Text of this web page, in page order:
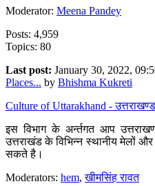
Moderator: Meena Pandey
Posts: 4,959
Topics: 80
Last post: January 30, 2022,
Places... by Bhishma Kukreti
Culture of Uttarakhand -
इस विभाग के अर्न्तगत आप
उत्तराखंड के विभिन्न स्थानीय मेलों
सकते है।
Moderators: hem,खीमसिंह रावत